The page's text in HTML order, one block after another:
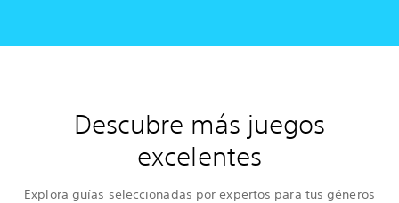
Descubre más juegos
excelentes
Explora guías seleccionadas por expertos para tus géneros